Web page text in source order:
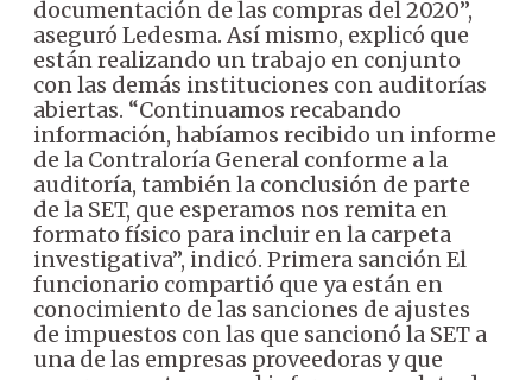
documentación de las compras del 2020”,
aseguró Ledesma. Así mismo, explicó que
están realizando un trabajo en conjunto
con las demás instituciones con auditorías
abiertas. “Continuamos recabando
información, habíamos recibido un informe
de la Contraloría General conforme a la
auditoría, también la conclusión de parte
de la SET, que esperamos nos remita en
formato físico para incluir en la carpeta
investigativa”, indicó. Primera sanciónEl
funcionario compartió que ya están en
conocimiento de las sanciones de ajustes
de impuestos con las que sancionó la SET a
una de las empresas proveedoras y que